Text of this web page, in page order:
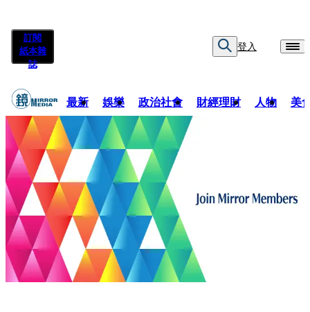
訂閱
紙本雜
誌
登入
最新 娛樂 政治社會 財經理財 人物 美